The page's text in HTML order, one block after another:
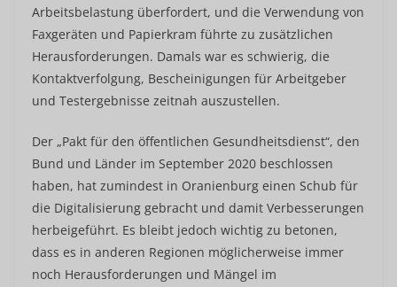
Arbeitsbelastung überfordert, und die Verwendung von
Faxgeräten und Papierkram führte zu zusätzlichen
Herausforderungen. Damals war es schwierig, die
Kontaktverfolgung, Bescheinigungen für Arbeitgeber
und Testergebnisse zeitnah auszustellen.
Der „Pakt für den öffentlichen Gesundheitsdienst“, den
Bund und Länder im September 2020 beschlossen
haben, hat zumindest in Oranienburg einen Schub für
die Digitalisierung gebracht und damit Verbesserungen
herbeigeführt. Es bleibt jedoch wichtig zu betonen,
dass es in anderen Regionen möglicherweise immer
noch Herausforderungen und Mängel im